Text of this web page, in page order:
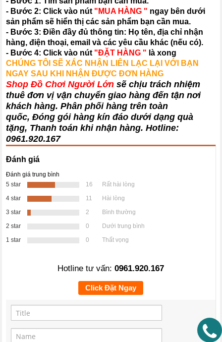
- Bước 2: Click vào nút "MUA HÀNG " ngay bên dưới
sản phẩm sẽ hiển thị các sản phẩm bạn cần mua.
- Bước 3: Điền đầy đủ thông tin: Họ tên, địa chỉ nhận
hàng, điện thoại, email và các yêu cầu khác (nếu có).
- Bước 4: Click vào nút "ĐẶT HÀNG " là xong
CHÚNG TÔI SẼ XÁC NHẬN LIÊN LẠC LẠI VỚI BẠN
NGAY SAU KHI NHẬN ĐƯỢC ĐƠN HÀNG
Shop Đồ Chơi Người Lớn sẽ chịu trách nhiệm
thuê đơn vị vận chuyển giao hàng đến tận nơi
khách hàng. Phân phối hàng trên toàn
quốc, Đóng gói hàng kín đáo dưới dạng quà
tặng, Thanh toán khi nhận hàng. Hotline:
0961.920.167
Đánh giá
Đánh giá trung bình
5 star
16
Rất hài lòng
4 star
11
Hài lòng
3 star
2
Bình thường
2 star
0
Dưới trung bình
1 star
0 Thất vọng
Hotline tư vấn: 0961.920.167
Click Đặt Ngay